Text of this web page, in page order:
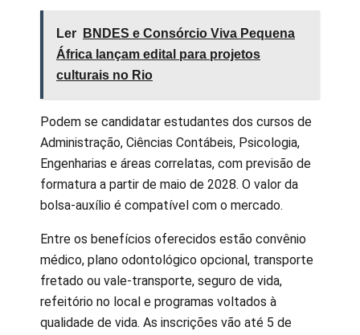
Ler
BNDES e Consórcio Viva Pequena
África lançam edital para projetos
culturais no Rio
Podem se candidatar estudantes dos cursos de
Administração, Ciências Contábeis, Psicologia,
Engenharias e áreas correlatas, com previsão de
formatura a partir de maio de 2028. O valor da
bolsa-auxílio é compatível com o mercado.
Entre os benefícios oferecidos estão convênio
médico, plano odontológico opcional, transporte
fretado ou vale-transporte, seguro de vida,
refeitório no local e programas voltados à
qualidade de vida. As inscrições vão até 5 de